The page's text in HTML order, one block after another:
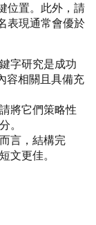
位置。此外，請
表現通常會優於
字研究是成功
容相關且具備充
將它們策略性
。
言，結構完
文更佳。